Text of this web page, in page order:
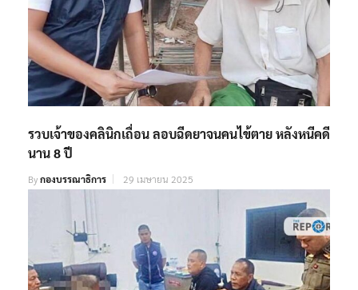
รวบเจ้าของคลินิกเถื่อน ลอบฉีดยาจนคนไข้ตาย หลังหนีคดี
นาน 8 ปี
Byกองบรรณาธิการ 29 เมษายน 2025